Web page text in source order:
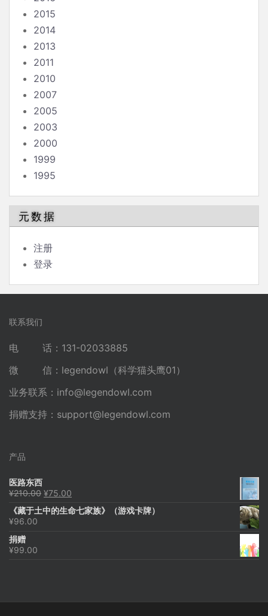
2015
2014
2013
2011
2010
2007
2005
2003
2000
1999
1995
元数据
注册
登录
联系我们
电 话：131-02033885
微 信：legendowl（科学猫头鹰01）
业务联系： info@legendowl.com
捐赠支持： support@legendowl.com
产品
医路东西
¥210.00 原
为：
¥75.00
价
《藏于土中的生命七家族》（游戏卡牌）
¥96.00
捐赠
¥99.00